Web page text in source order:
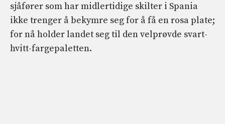
sjåfører som har midlertidige skilter i Spania
ikke trenger å bekymre seg for å få en rosa plate;
for nå holder landet seg til den velprøvde svart-
hvitt-fargepaletten.